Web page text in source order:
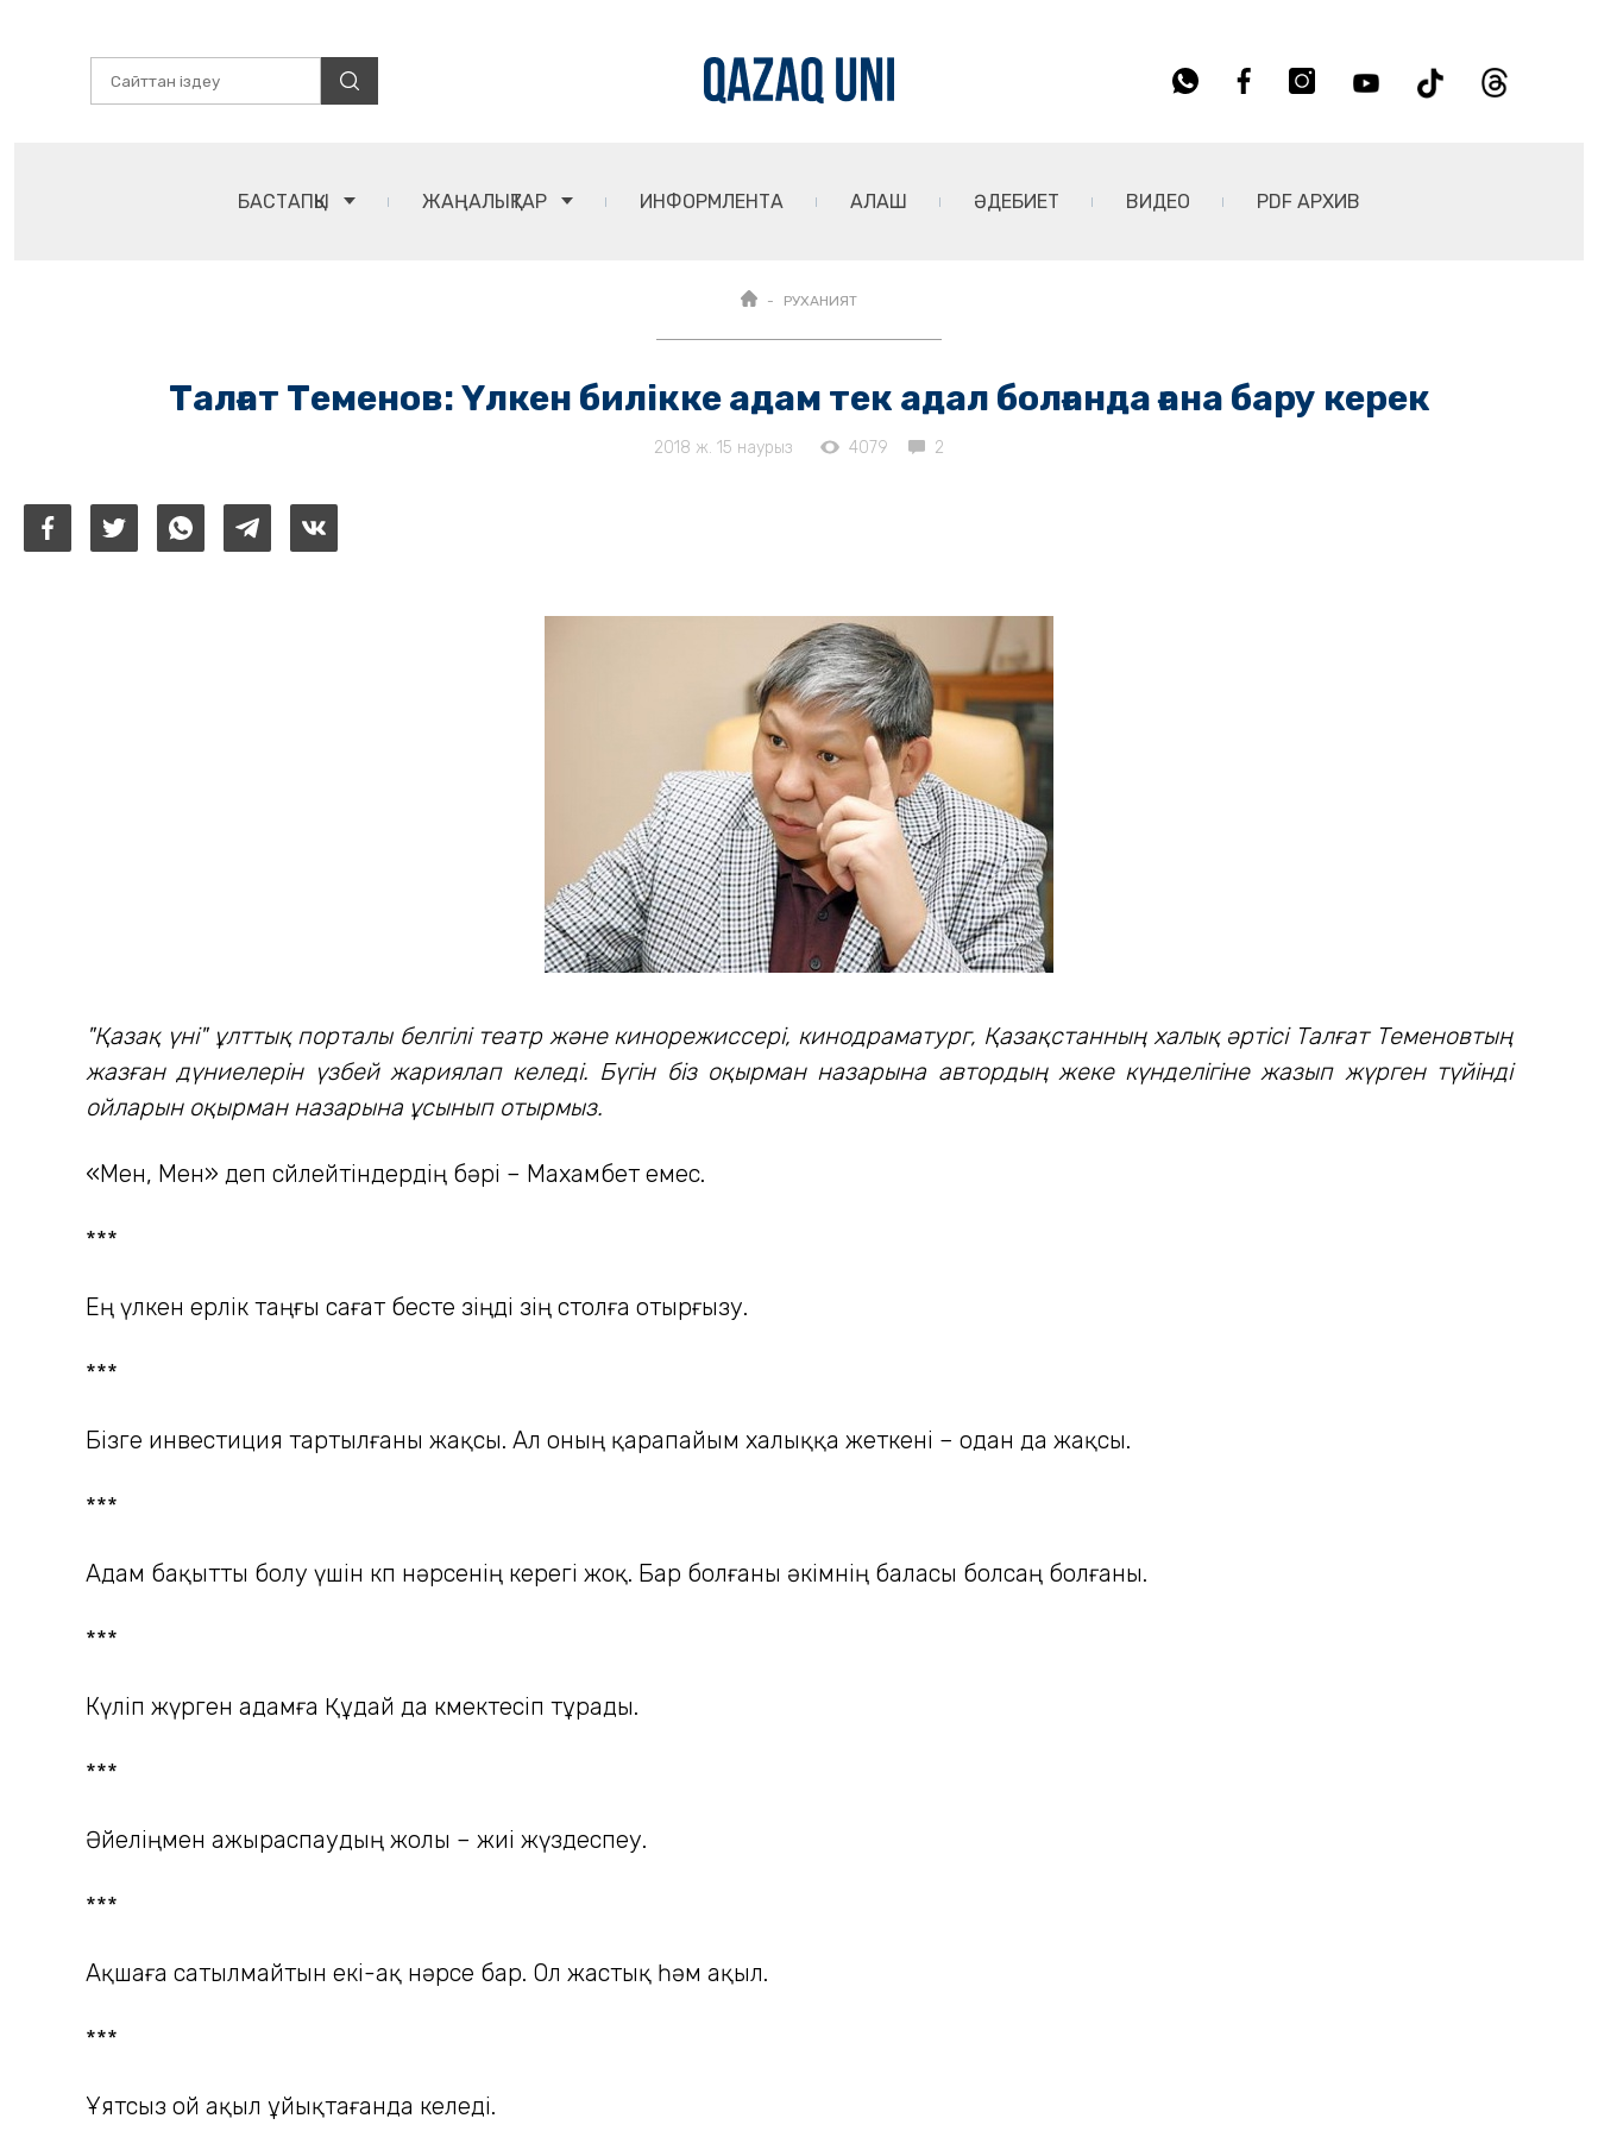
БАСТАПҚЫ ЖАҢАЛЫҚТАР ИНФОРМЛЕНТА АЛАШ ӘДЕБИЕТ ВИДЕО PDF АРХИВ
РУХАНИЯТ
Талғат Теменов: Үлкен билікке адам тек адал болғанда ғана бару керек
2018 ж. 15 наурыз 4079 2
"Қазақ үні" ұлттық порталы белгілі театр және кинорежиссері, кинодраматург, Қазақстанның халық әртісі Талғат Теменовтың
жазған дүниелерін үзбей жариялап келеді. Бүгін біз оқырман назарына автордың жеке күнделігіне жазып жүрген түйінді
ойларын оқырман назарына ұсынып отырмыз.
«Мен, Мен» деп сөйлейтіндердің бәрі – Махамбет емес.
***
Ең үлкен ерлік таңғы сағат бесте өзіңді өзің столға отырғызу.
***
Бізге инвестиция тартылғаны жақсы. Ал оның қарапайым халыққа жеткені – одан да жақсы.
***
Адам бақытты болу үшін көп нәрсенің керегі жоқ. Бар болғаны әкімнің баласы болсаң болғаны.
***
Күліп жүрген адамға Құдай да көмектесіп тұрады.
***
Әйеліңмен ажыраспаудың жолы – жиі жүздеспеу.
***
Ақшаға сатылмайтын екі-ақ нәрсе бар. Ол жастық һәм ақыл.
***
Ұятсыз ой ақыл ұйықтағанда келеді.